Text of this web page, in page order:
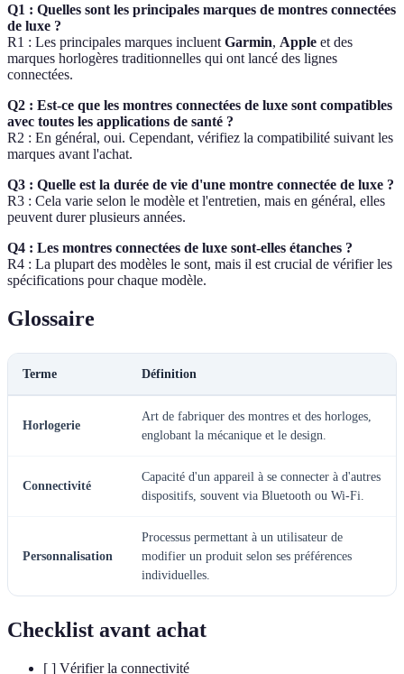
Q1 : Quelles sont les principales marques de montres connectées
de luxe ?
R1 : Les principales marques incluent Garmin, Apple et des
marques horlogères traditionnelles qui ont lancé des lignes
connectées.
Q2 : Est-ce que les montres connectées de luxe sont compatibles
avec toutes les applications de santé ?
R2 : En général, oui. Cependant, vérifiez la compatibilité suivant les
marques avant l'achat.
Q3 : Quelle est la durée de vie d'une montre connectée de luxe ?
R3 : Cela varie selon le modèle et l'entretien, mais en général, elles
peuvent durer plusieurs années.
Q4 : Les montres connectées de luxe sont-elles étanches ?
R4 : La plupart des modèles le sont, mais il est crucial de vérifier les
spécifications pour chaque modèle.
Glossaire
Terme Définition
Horlogerie
Art de fabriquer des montres et des horloges,
englobant la mécanique et le design.
Connectivité
Capacité d'un appareil à se connecter à d'autres
dispositifs, souvent via Bluetooth ou Wi-Fi.
Personnalisation
Processus permettant à un utilisateur de
modifier un produit selon ses préférences
individuelles.
Checklist avant achat
[ ] Vérifier la connectivité